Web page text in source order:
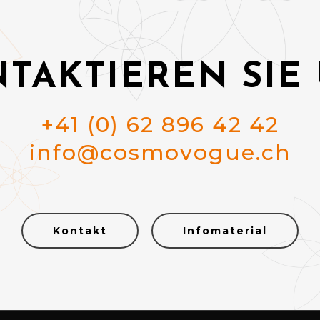
SIE
+41 (0) 62 896 42 42
info@cosmovogue.ch
Kontakt Infomaterial